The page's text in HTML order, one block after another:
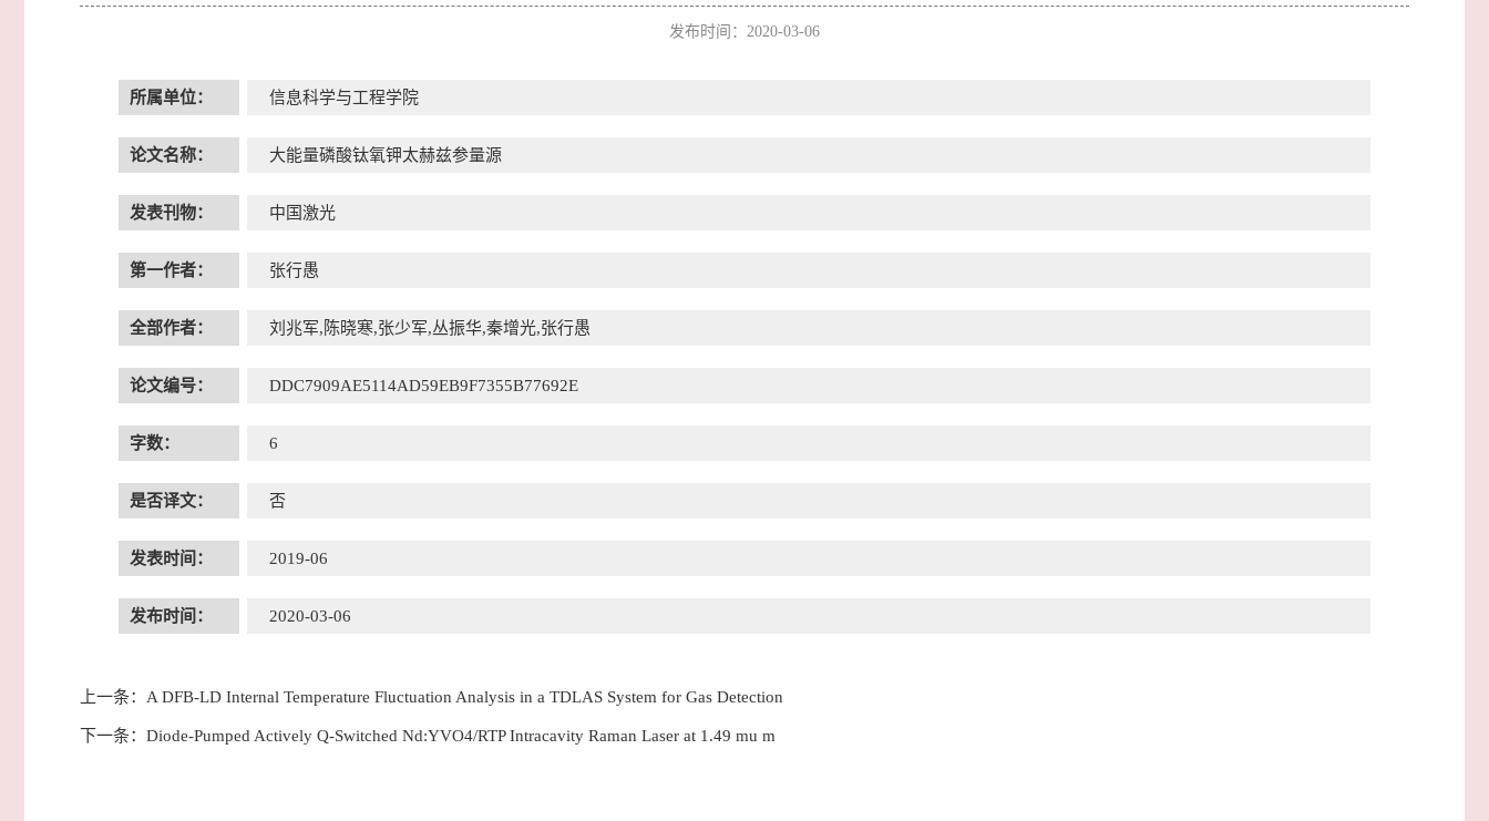
发布时间：2020-03-06
所属单位： 信息科学与工程学院
论文名称： 大能量磷酸钛氧钾太赫兹参量源
发表刊物： 中国激光
第一作者： 张行愚
全部作者： 刘兆军,陈晓寒,张少军,丛振华,秦增光,张行愚
论文编号： DDC7909AE5114AD59EB9F7355B77692E
字数： 6
是否译文： 否
发表时间： 2019-06
发布时间： 2020-03-06
上一条： A DFB-LD Internal Temperature Fluctuation Analysis in a TDLAS System for Gas Detection
下一条： Diode-Pumped Actively Q-Switched Nd:YVO4/RTP Intracavity Raman Laser at 1.49 mu m